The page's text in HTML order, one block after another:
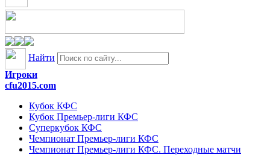
Найти
Игроки
cfu2015.com
Кубок КФС
Кубок Премьер-лиги КФС
Суперкубок КФС
Чемпионат Премьер-лиги КФС
Чемпионат Премьер-лиги КФС. Переходные матчи